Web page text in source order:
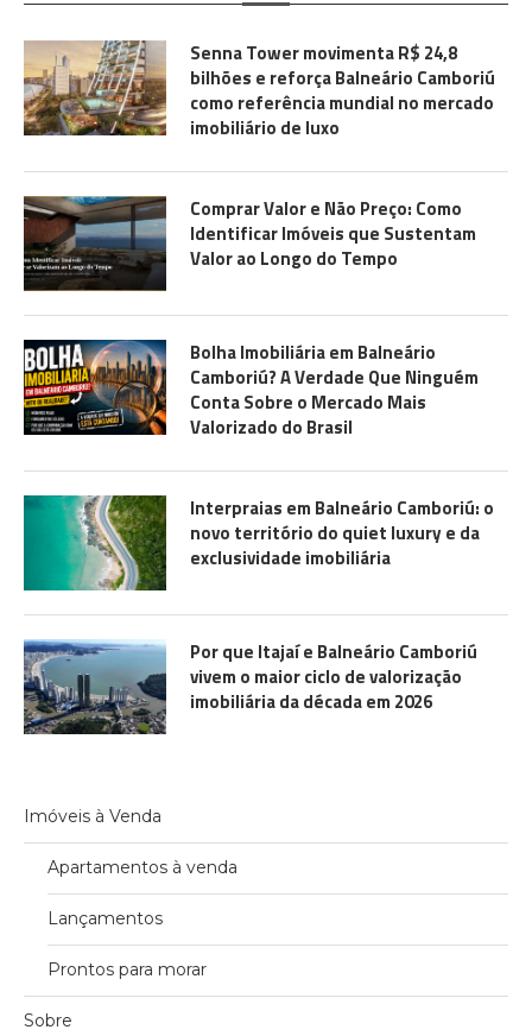
Senna Tower movimenta R$ 24,8
bilhões e reforça Balneário Camboriú
como referência mundial no mercado
imobiliário de luxo
Comprar Valor e Não Preço: Como
Identificar Imóveis que Sustentam
Valor ao Longo do Tempo
Bolha Imobiliária em Balneário
Camboriú? A Verdade Que Ninguém
Conta Sobre o Mercado Mais
Valorizado do Brasil
Interpraias em Balneário Camboriú: o
novo território do quiet luxury e da
exclusividade imobiliária
Por que Itajaí e Balneário Camboriú
vivem o maior ciclo de valorização
imobiliária da década em 2026
Imóveis à Venda
Apartamentos à venda
Lançamentos
Prontos para morar
Sobre